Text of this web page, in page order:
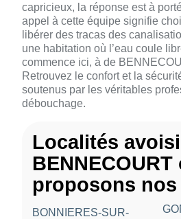
capricieux, la réponse est à
appel à cette équipe signifie
libérer des tracas des
une habitation où l’eau coule
commence ici, à de
Retrouvez le confort et la
soutenus par les véritables
débouchage.
Localités
proposons nos
BONNIERES-SUR-